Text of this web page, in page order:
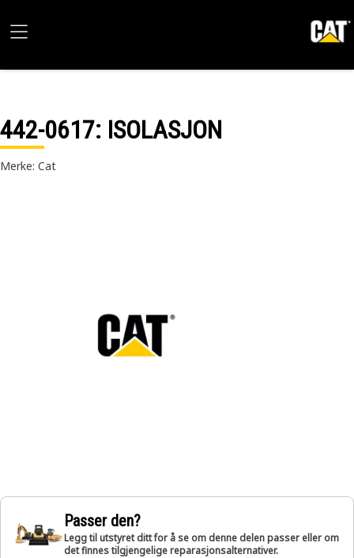
442-0617: ISOLASJON
Merke: Cat
Passer den?
Legg til utstyret ditt for å se om denne delen passer eller om
det finnes tilgjengelige reparasjonsalternativer.